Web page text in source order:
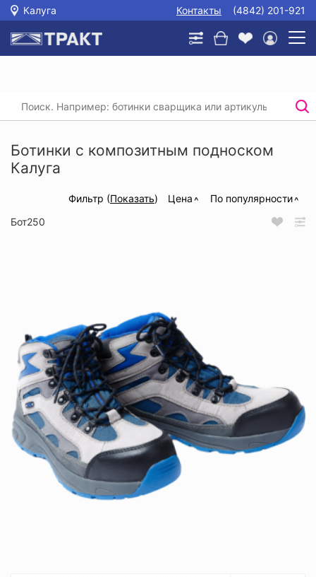
Калуга Контакты (4842) 201-921
Главная / /
Ботинки с композитным подноском
Ботинки с композитным подноском
Калуга
Фильтр (Показать) Цена
По популярности
Бот250